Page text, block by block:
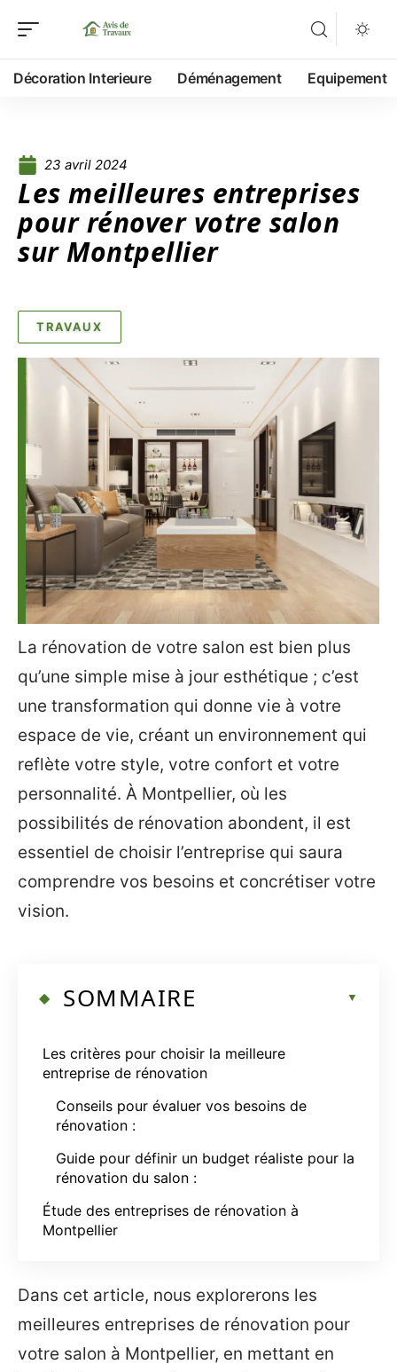
Décoration Interieure Déménagement Equipement
23 avril 2024
Les meilleures entreprises
pour rénover votre salon
sur Montpellier
TRAVAUX
La rénovation de votre salon est bien plus
qu’une simple mise à jour esthétique ; c’est
une transformation qui donne vie à votre
espace de vie, créant un environnement qui
reflète votre style, votre confort et votre
personnalité. À Montpellier, où les
possibilités de rénovation abondent, il est
essentiel de choisir l’entreprise qui saura
comprendre vos besoins et concrétiser votre
vision.
SOMMAIRE
Les critères pour choisir la meilleure
entreprise de rénovation
Conseils pour évaluer vos besoins de
rénovation :
Guide pour définir un budget réaliste pour la
rénovation du salon :
Étude des entreprises de rénovation à
Montpellier
Dans cet article, nous explorerons les
meilleures entreprises de rénovation pour
votre salon à Montpellier, en mettant en